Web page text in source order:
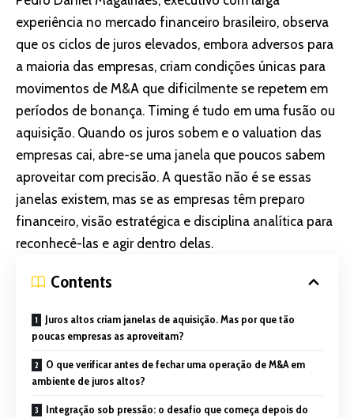
experiência no mercado financeiro brasileiro, observa
que os ciclos de juros elevados, embora adversos para
a maioria das empresas, criam condições únicas para
movimentos de M&A que dificilmente se repetem em
períodos de bonança. Timing é tudo em uma fusão ou
aquisição. Quando os juros sobem e o valuation das
empresas cai, abre-se uma janela que poucos sabem
aproveitar com precisão. A questão não é se essas
janelas existem, mas se as empresas têm preparo
financeiro, visão estratégica e disciplina analítica para
reconhecê-las e agir dentro delas.
Contents
Juros altos criam janelas de aquisição. Mas por que tão
poucas empresas as aproveitam?
O que verificar antes de fechar uma operação de M&A em
ambiente de juros altos?
Integração sob pressão: o desafio que começa depois do